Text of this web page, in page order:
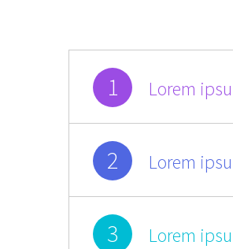
1 Lorem
2 Lorem
3 Lorem